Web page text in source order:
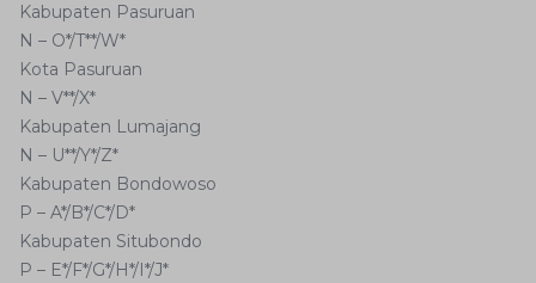
Kabupaten Pasuruan
N – O*/T**/W*
Kota Pasuruan
N – V**/X*
Kabupaten Lumajang
N – U**/Y*/Z*
Kabupaten Bondowoso
P – A*/B*/C*/D*
Kabupaten Situbondo
P – E*/F*/G*/H*/I*/J*